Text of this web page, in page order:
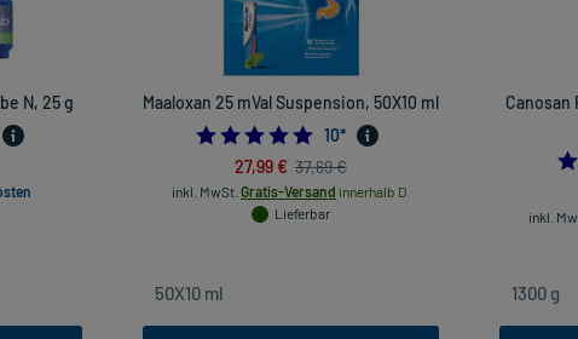
N, 25 g Maaloxan 25 mVal Suspension, 50X10 ml
4.9
10*
27,99 € 37,69 €
inkl. MwSt. Gratis-Versand innerhalb D.
Lieferbar
Canosan
inkl.